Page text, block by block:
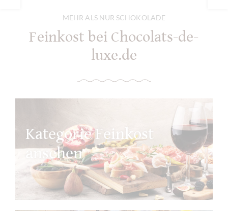
MEHR ALS NUR SCHOKOLADE
Feinkost bei Chocolats-de-
luxe.de
Kategorie Feinkost
ansehen